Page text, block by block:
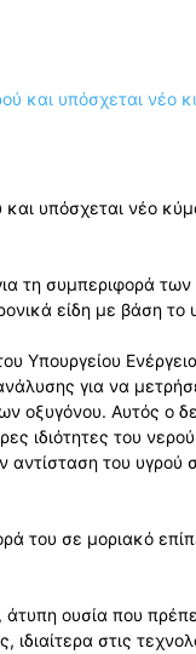
και υπόσχεται νέο
τη συμπεριφορά
είδη με βάση το
Υπουργείου
για να
οξυγόνου. Αυτός ο
ιδιότητες του
αντίσταση του υγρού
του σε μοριακό
άτυπη ουσία που
στις